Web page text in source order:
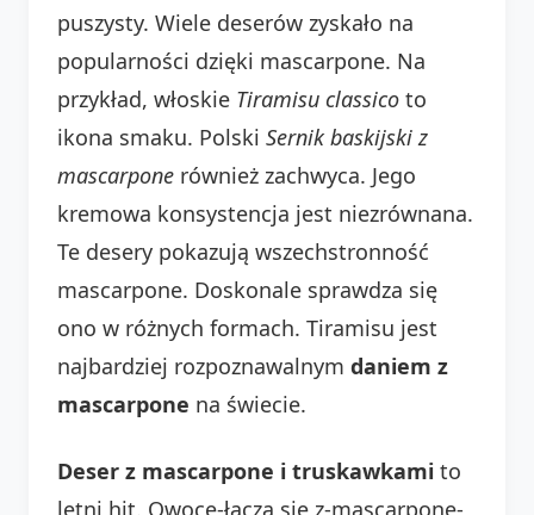
puszysty. Wiele deserów zyskało na
popularności dzięki mascarpone. Na
przykład, włoskie Tiramisu classico to
ikona smaku. Polski Sernik baskijski z
mascarpone również zachwyca. Jego
kremowa konsystencja jest niezrównana.
Te desery pokazują wszechstronność
mascarpone. Doskonale sprawdza się
ono w różnych formach. Tiramisu jest
najbardziej rozpoznawalnym daniem z
mascarpone na świecie.
Deser z mascarpone i truskawkami to
letni hit. Owoce-łączą się z-mascarpone-